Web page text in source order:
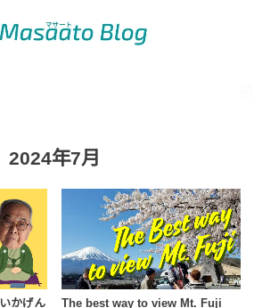
2024年7月
かげん
The best way to view Mt. Fuji